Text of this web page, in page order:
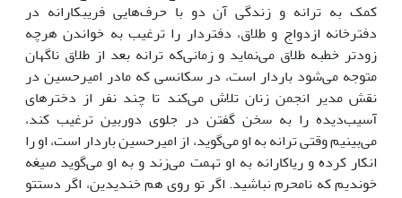
کمک به ترانه و زندگی آن دو با حرف‌هایی فریبکارانه در
دفترخانه ازدواج و طلاق، دفتردار را ترغیب به خواندن هرچه
زودتر خطبه طلاق می‌نماید و زمانی‌که ترانه بعد از طلاق ناگهان
متوجه می‌شود باردار است، در سکانسی که مادر امیرحسین در
نقش مدیر انجمن زنان تلاش می‌کند تا چند نفر از دخترهای
آسیب‌دیده را به سخن گفتن در جلوی دوربین ترغیب کند،
می‌بینیم وقتی ترانه به او می‌گوید، از امیرحسین باردار است، او را
انکار کرده و ریاکارانه به او تهمت می‌زند و به او می‌گوید صیغه
خوندیم که نامحرم نباشید. اگر تو روی هم خندیدین، اگر دستتو